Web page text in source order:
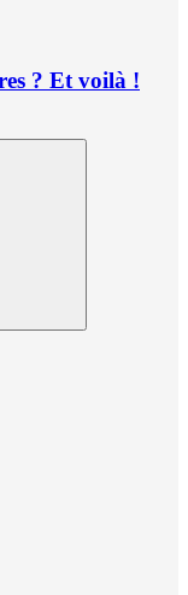
? Et voilà !